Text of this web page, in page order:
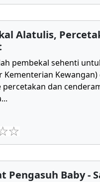
Alatulis,
pembekal sehenti
Kementerian
percetakan dan
...
Pengasuh Baby -